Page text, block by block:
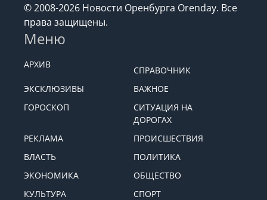
© 2008-2026 Новости Оренбурга Orenday. Все
права защищены.
Меню
АРХИВ
СПРАВОЧНИК
ЭКСКЛЮЗИВЫ
ВАЖНОЕ
ГОРОСКОП
СИТУАЦИЯ НА
ДОРОГАХ
РЕКЛАМА
ПРОИСШЕСТВИЯ
ВЛАСТЬ
ПОЛИТИКА
ЭКОНОМИКА
ОБЩЕСТВО
КУЛЬТУРА
СПОРТ